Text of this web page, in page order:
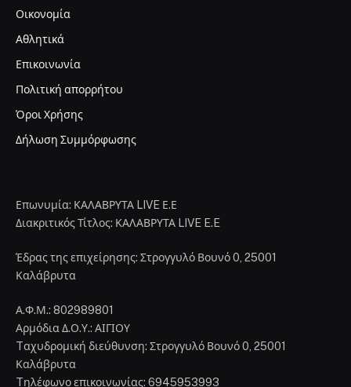
Οικονομία
Αθλητικά
Επικοινωνία
Πολιτική απορρήτου
Όροι Χρήσης
Δήλωση Συμμόρφωσης
Επωνυμία: ΚΑΛΑΒΡΥΤΑ LIVE Ε.Ε
Διακριτικός Τίτλος: ΚΑΛΑΒΡΥΤΑ LIVE E.E
Έδρας της επιχείρησης: Στρογγυλό Βουνό 0, 25001
Καλάβρυτα
Α.Φ.Μ.: 802989801
Αρμόδια Δ.Ο.Υ.: ΑΙΓΙΟΥ
Tαχυδρομική διεύθυνση: Στρογγυλό Βουνό 0, 25001
Καλάβρυτα
Tηλέφωνο επικοινωνίας: 6945953993